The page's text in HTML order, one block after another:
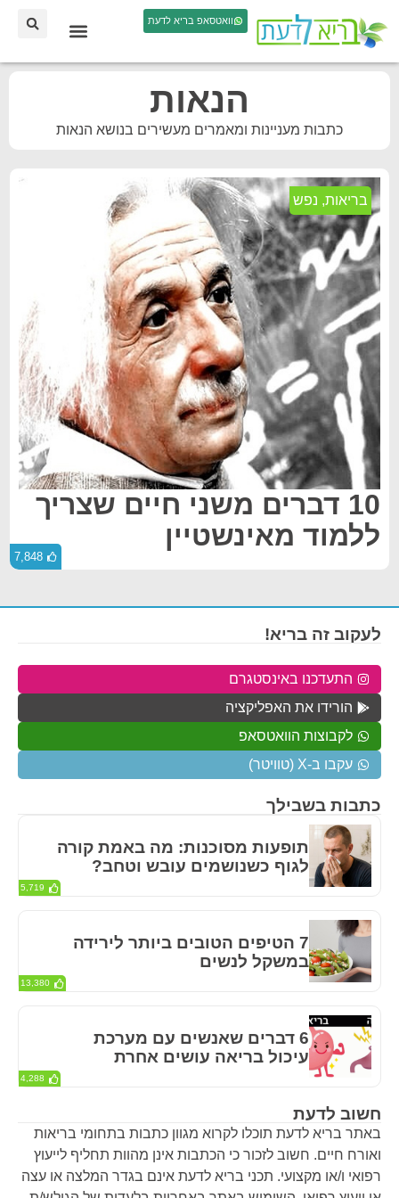
וואטסאפ בריא לדעת
הנאות
כתבות מעניינות ומאמרים מעשירים בנושא הנאות
בריאות, נפש
10 דברים משני חיים שצריך
ללמוד מאינשטיין
7,848
חשוב לדעת
באתר בריא לדעת תוכלו לקרוא מגוון כתבות בתחומי בריאות
ואורח חיים. חשוב לזכור כי הכתבות אינן מהוות תחליף לייעוץ
רפואי ו/או מקצועי. תכני בריא לדעת אינם בגדר המלצה או עצה
כתבות בשבילך
תופעות מסוכנות: מה באמת קורה
לגוף כשנושמים עובש וטחב?
5,719
7 הטיפים הטובים ביותר לירידה
במשקל לנשים
13,380
6 דברים שאנשים עם מערכת
עיכול בריאה עושים אחרת
4,288
לעקוב זה בריא!
התעדכנו באינסטגרם
הורידו את האפליקציה
לקבוצות הוואטסאפ
עקבו ב-X (טוויטר)